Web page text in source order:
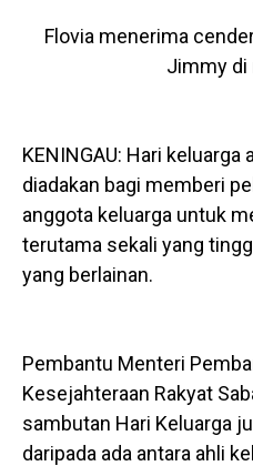
Flovia menerima
Jimmy di
KENINGAU: Hari
diadakan bagi memberi
anggota keluarga untuk
terutama sekali yang
yang berlainan.
Pembantu Menteri
Kesejahteraan Rakyat
sambutan Hari Keluarga
daripada ada antara ahli